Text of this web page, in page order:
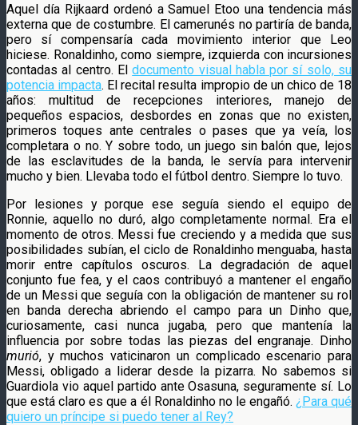
Aquel día Rijkaard ordenó a Samuel Etoo una tendencia más
externa que de costumbre. El camerunés no partiría de banda,
pero sí compensaría cada movimiento interior que Leo
hiciese. Ronaldinho, como siempre, izquierda con incursiones
contadas al centro. Eldocumento visual habla por sí solo, su
potencia impacta. El recital resulta impropio de un chico de 18
años: multitud de recepciones interiores, manejo de
pequeños espacios, desbordes en zonas que no existen,
primeros toques ante centrales o pases que ya veía, los
completara o no. Y sobre todo, un juego sin balón que, lejos
de las esclavitudes de la banda, le servía para intervenir
mucho y bien. Llevaba todo el fútbol dentro. Siempre lo tuvo.
Por lesiones y porque ese seguía siendo el equipo de
Ronnie, aquello no duró, algo completamente normal. Era el
momento de otros. Messi fue creciendo y a medida que sus
posibilidades subían, el ciclo de Ronaldinho menguaba, hasta
morir entre capítulos oscuros. La degradación de aquel
conjunto fue fea, y el caos contribuyó a mantener el engaño
de un Messi que seguía con la obligación de mantener su rol
en banda derecha abriendo el campo para un Dinho que,
curiosamente, casi nunca jugaba, pero que mantenía la
influencia por sobre todas las piezas del engranaje. Dinho
murió, y muchos vaticinaron un complicado escenario para
Messi, obligado a liderar desde la pizarra. No sabemos si
Guardiola vio aquel partido ante Osasuna, seguramente sí. Lo
que está claro es que a él Ronaldinho no le engañó. ¿Para qué
quiero un príncipe si puedo tener al Rey?